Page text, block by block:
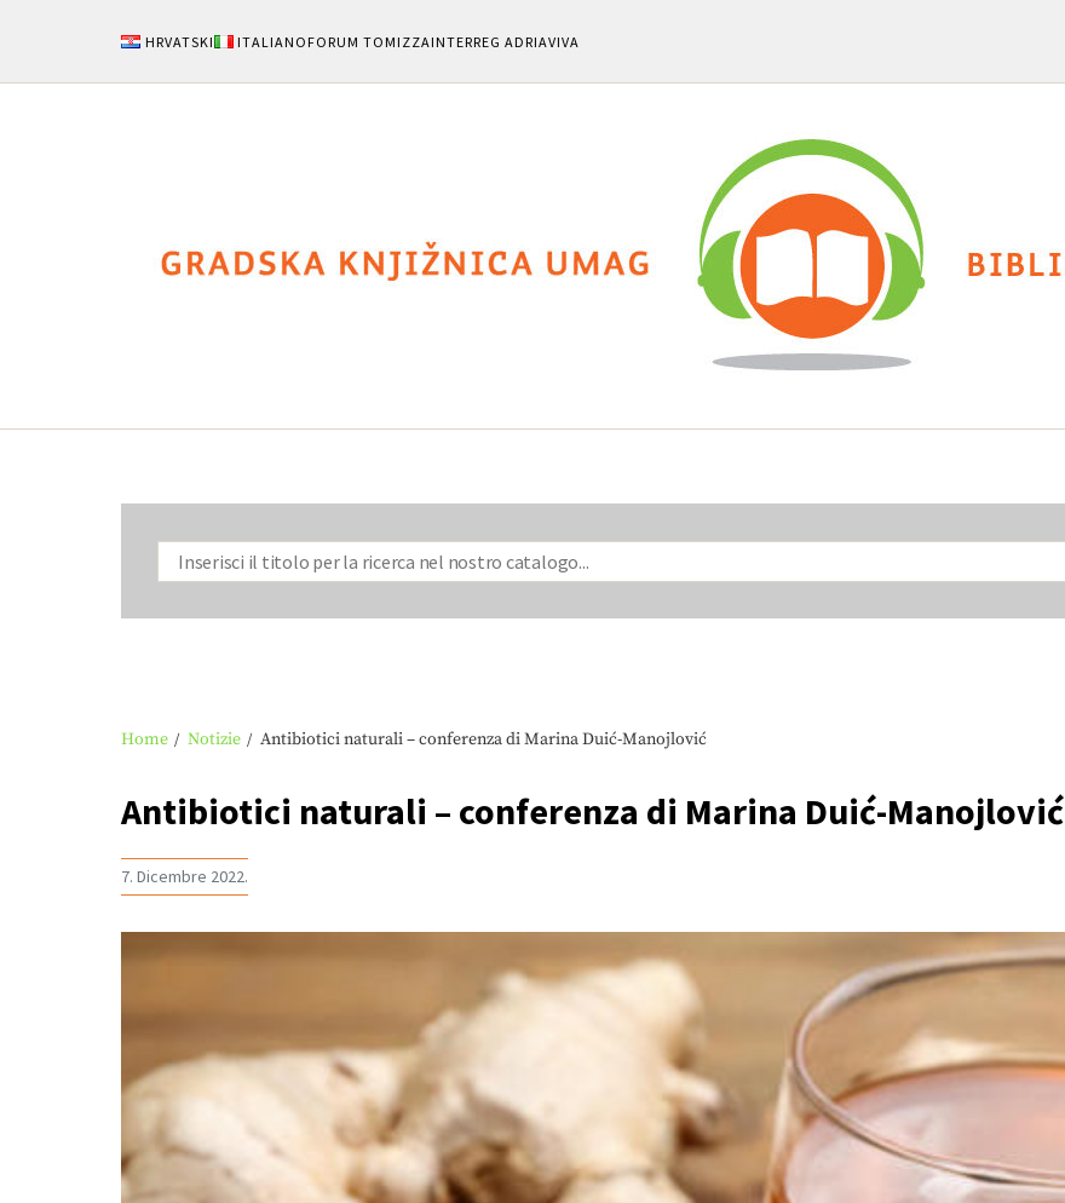
HRVATSKI ITALIANO FORUM TOMIZZA INTERREG ADRIAVIVA
Home Notizie Antibiotici naturali – conferenza di Marina Duić-Manojlović
Antibiotici naturali – conferenza di Marina Duić-Manojlović
7. Dicembre 2022.